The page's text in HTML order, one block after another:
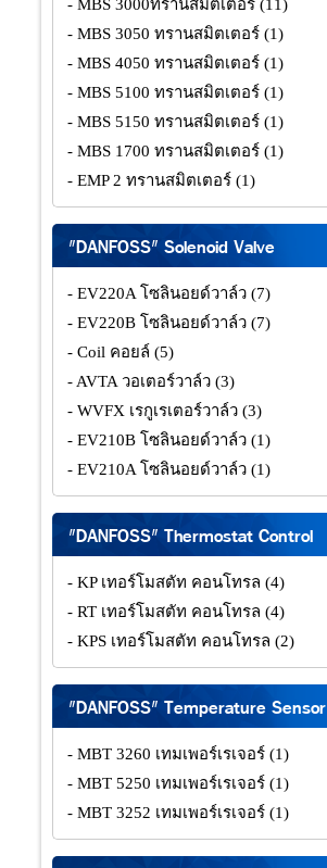
- MBS 3000ทรานสมิตเตอร์ (11)
- MBS 3050 ทรานสมิตเตอร์ (1)
- MBS 4050 ทรานสมิตเตอร์ (1)
- MBS 5100 ทรานสมิตเตอร์ (1)
- MBS 5150 ทรานสมิตเตอร์ (1)
- MBS 1700 ทรานสมิตเตอร์ (1)
- EMP 2 ทรานสมิตเตอร์ (1)
"DANFOSS" Solenoid Valve
- EV220A โซลินอยด์วาล์ว (7)
- EV220B โซลินอยด์วาล์ว (7)
- Coil คอยล์ (5)
- AVTA วอเตอร์วาล์ว (3)
- WVFX เรกูเรเตอร์วาล์ว (3)
- EV210B โซลินอยด์วาล์ว (1)
- EV210A โซลินอยด์วาล์ว (1)
"DANFOSS" Thermostat Control
- KP เทอร์โมสตัท คอนโทรล (4)
- RT เทอร์โมสตัท คอนโทรล (4)
- KPS เทอร์โมสตัท คอนโทรล (2)
"DANFOSS" Temperature Sensor
- MBT 3260 เทมเพอร์เรเจอร์ (1)
- MBT 5250 เทมเพอร์เรเจอร์ (1)
- MBT 3252 เทมเพอร์เรเจอร์ (1)